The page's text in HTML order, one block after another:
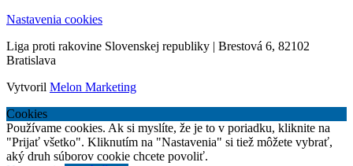
Nastavenia cookies
Liga proti rakovine Slovenskej republiky | Brestová 6, 82102
Bratislava
Vytvoril Melon Marketing
Cookies
Používame cookies. Ak si myslíte, že je to v poriadku, kliknite na
"Prijať všetko". Kliknutím na "Nastavenia" si tiež môžete vybrať,
aký druh súborov cookie chcete povoliť.